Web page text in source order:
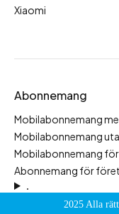
Xiaomi
Abonnemang
Mobilabonnemang
Mobilabonnemang
Mobilabonnemang
Abonnemang för
.
2025 Alla